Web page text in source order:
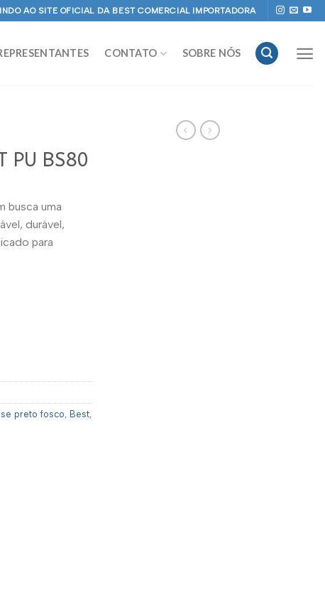
AO SITE OFICIAL DA BEST COMERCIAL IMPORTADORA
CONTATO SOBRE NÓS
PU BS80
busca uma
durável,
para
preto fosco, Best,